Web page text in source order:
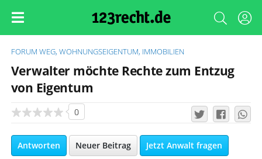
FORUM WEG, WOHNUNGSEIGENTUM, IMMOBILIEN
Verwalter möchte Rechte zum Entzug
von Eigentum
0
Antworten Neuer Beitrag Jetzt Anwalt fragen